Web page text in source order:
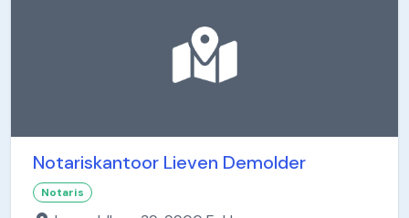
Notariskantoor Lieven Demolder
Notaris